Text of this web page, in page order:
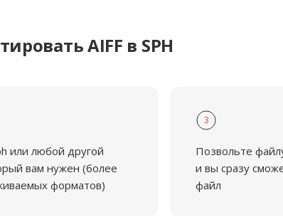
AIFF в SPH
или любой другой
вам нужен (более
форматов)
3
Позвольте
и вы сразу
файл